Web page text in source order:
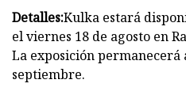
Detalles:Kulka estará
el viernes 18 de agosto en
La exposición permanecerá
septiembre.